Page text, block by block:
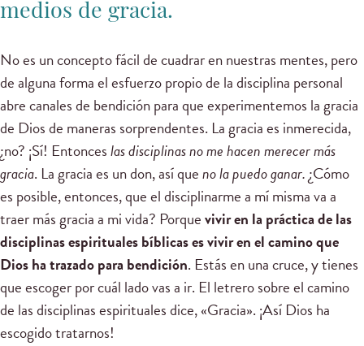
medios de gracia.
No es un concepto fácil de cuadrar en nuestras mentes, pero
de alguna forma el esfuerzo propio de la disciplina personal
abre canales de bendición para que experimentemos la gracia
de Dios de maneras sorprendentes. La gracia es inmerecida,
¿no? ¡Sí! Entonceslas disciplinas no me hacen merecer más
gracia. La gracia es un don, así queno la puedo ganar.¿Cómo
es posible, entonces, que el disciplinarme a mí misma va a
traer más gracia a mi vida? Porquevivir en la práctica de las
disciplinas espirituales bíblicas es vivir en el camino que
Dios ha trazado para bendición. Estás en una cruce, y tienes
que escoger por cuál lado vas a ir. El letrero sobre el camino
de las disciplinas espirituales dice, «Gracia». ¡Así Dios ha
escogido tratarnos!